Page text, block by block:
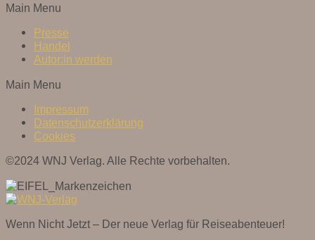
Main Menu
Presse
Handel
Autor:in werden
Main Menu
Impressum
Datenschutzerklärung
Cookies
©2024 WNJ Verlag. Alle Rechte vorbehalten.
Wenn Nicht Jetzt – Der neue Verlag für Reiseabenteuer!